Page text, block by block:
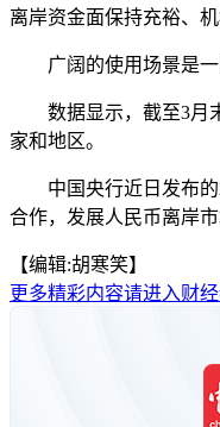
离岸资金面保持充裕、
广阔的使用场景是一国
数据显示，截至3月末
家和地区。
中国央行近日发布的
合作，发展人民币离岸
【编辑:胡寒笑】
更多精彩内容请进入财